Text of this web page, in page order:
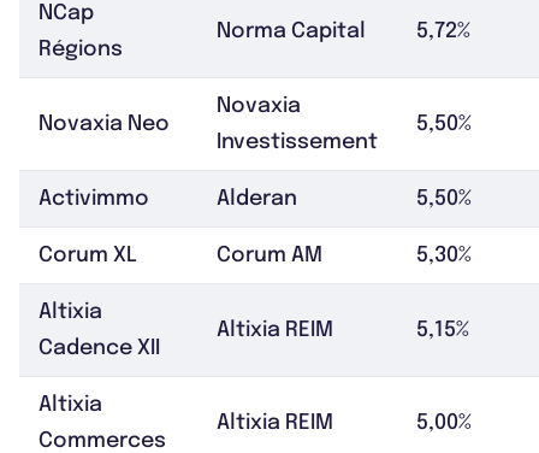
NCap
Régions
Norma Capital 5,72%
Novaxia Neo
Novaxia
Investissement
5,50%
Activimmo Alderan 5,50%
Corum XL Corum AM 5,30%
Altixia
Cadence XII
Altixia REIM 5,15%
Altixia
Commerces
Altixia REIM 5,00%